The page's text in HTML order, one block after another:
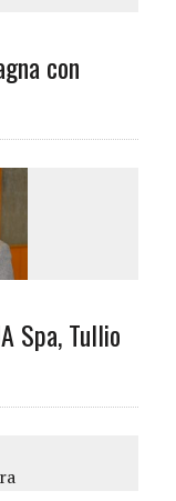
con
Spa, Tullio